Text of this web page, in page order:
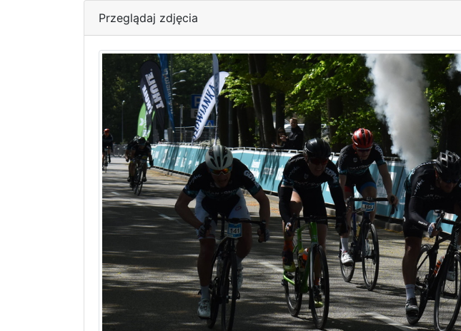
Przeglądaj zdjęcia